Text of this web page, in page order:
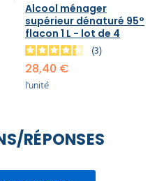
Alcool ménager
supérieur dénaturé 95°
flacon 1 L - lot de 4
3
28,40 €
l'unité
RÉPONSES